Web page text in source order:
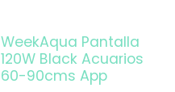
¡OFERTA!
WeekAqua Pantalla
120W Black Acuarios
60-90cms App